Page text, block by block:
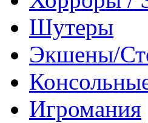
Шутеры
Экшены/
Игромания